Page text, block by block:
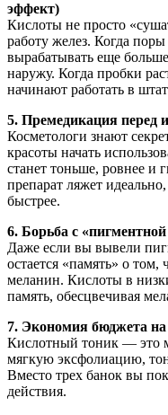
эффект)
Кислоты не просто
работу желез. Когда
вырабатывать еще
наружу. Когда пробки
начинают работать в
5. Премедикация перед
Косметологи знают
красоты начать
станет тоньше, ровнее и
препарат ляжет
быстрее.
6. Борьба с
Даже если вы вывели
остается «память» о
меланин. Кислоты в
память, обесцвечивая
7. Экономия бюджета на
Кислотный тоник — это
мягкую эксфолиацию,
Вместо трех банок вы
действия.